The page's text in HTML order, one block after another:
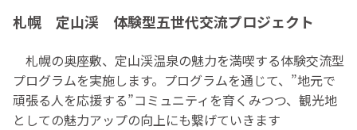
札幌 定山渓 体験型五世代交流プロジェクト
札幌の奥座敷、定山渓温泉の魅力を満喫する体験交流型
プログラムを実施します。プログラムを通じて、”地元で
頑張る人を応援する”コミュニティを育くみつつ、観光地
としての魅力アップの向上にも繋げていきます